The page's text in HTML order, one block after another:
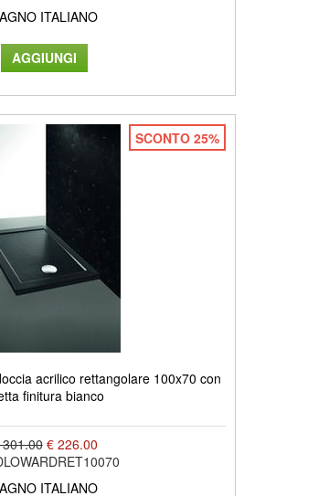
ITALIANO
SCONTO 25%
acrilico rettangolare 100x70 con
finitura bianco
€ 226.00
ITALIANO